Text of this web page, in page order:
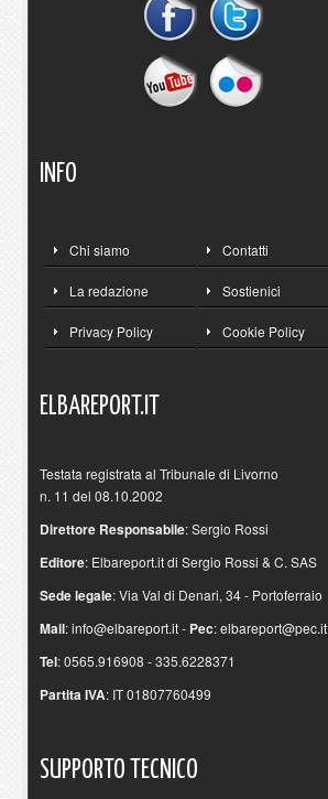
INFO
Chi siamo Contatti
La redazione Sostienici
Privacy Policy Cookie Policy
ELBAREPORT.IT
Testata registrata al Tribunale di Livorno
n. 11 del 08.10.2002
Direttore Responsabile: Sergio Rossi
Editore: Elbareport.it di Sergio Rossi & C. SAS
Sede legale: Via Val di Denari, 34 - Portoferraio
Mail:info@elbareport.it- Pec:elbareport@pec.it
Tel: 0565.916908 - 335.6228371
Partita IVA: IT 01807760499
SUPPORTO TECNICO